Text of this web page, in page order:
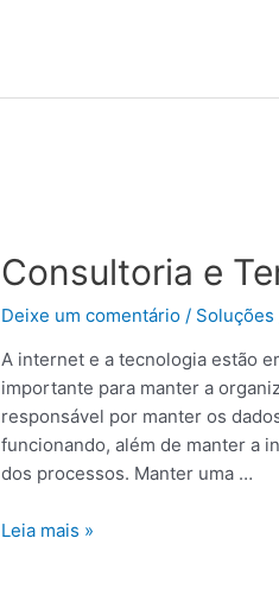
Consultoria e
Deixe um comentário / Soluções
A internet e a tecnologia estão
importante para manter a
responsável por manter os
funcionando, além de manter a
dos processos. Manter uma …
Terceirização
de
TI
Leia mais »